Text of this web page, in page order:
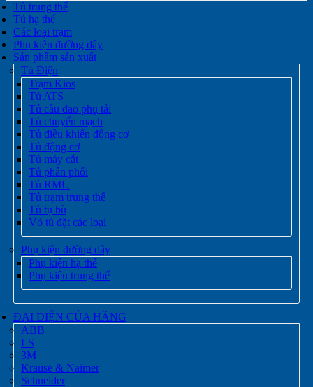
Tủ trung thế
Tủ hạ thế
Các loại trạm
Phụ kiện đường dây
Sản phẩm sản xuất
Tủ Điện
Trạm Kios
Tủ ATS
Tủ cầu dao phụ tải
Tủ chuyển mạch
Tủ điều khiển động cơ
Tủ động cơ
Tủ máy cắt
Tủ phân phối
Tủ RMU
Tủ trạm trung thế
Tủ tụ bù
Vỏ tủ đặt các loại
Phụ kiện đường dây
Phụ kiện hạ thế
Phụ kiện trung thế
ĐẠI DIỆN CỦA HÃNG
ABB
LS
3M
Krause & Naimer
Schneider